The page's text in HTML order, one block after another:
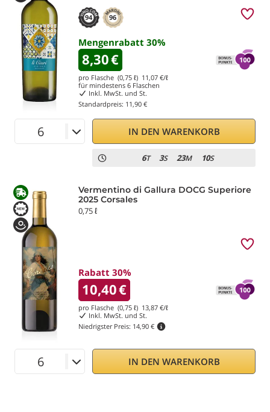
94 96
Mengenrabatt 30%
8,30€
pro Flasche (0,75 ℓ) 11,07 €/ℓ
für mindestens 6 Flaschen
Inkl. MwSt. und St.
Standardpreis: 11,90 €
IN DEN WARENKORB
6T 3S 23M 9S
Vermentino di Gallura DOCG Superiore
2025 Corsales
0,75 ℓ
Rabatt 30%
10,40€
pro Flasche (0,75 ℓ) 13,87 €/ℓ
Inkl. MwSt. und St.
Niedrigster Preis: 14,90 €
IN DEN WARENKORB